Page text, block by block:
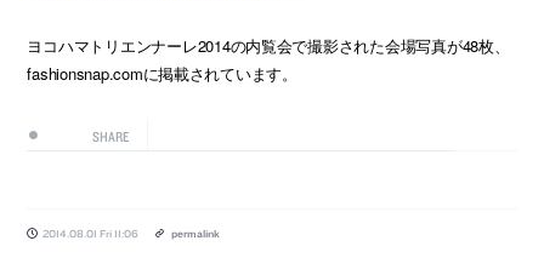
ヨコハマトリエンナーレ2014の内覧会で撮影された会場写真が48枚、
fashionsnap.comに掲載されています。
SHARE
2014.08.01 Fri 11:06 permalink